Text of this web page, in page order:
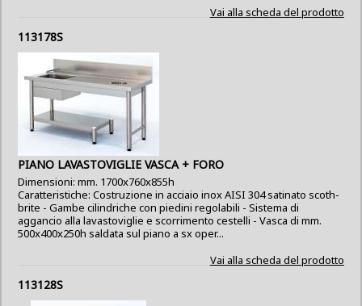
Vai alla scheda del prodotto
113178S
PIANO LAVASTOVIGLIE VASCA + FORO
Dimensioni: mm. 1700x760x855h
Caratteristiche: Costruzione in acciaio inox AISI 304 satinato scoth-
brite - Gambe cilindriche con piedini regolabili - Sistema di
aggancio alla lavastoviglie e scorrimento cestelli - Vasca di mm.
500x400x250h saldata sul piano a sx oper...
Vai alla scheda del prodotto
113128S